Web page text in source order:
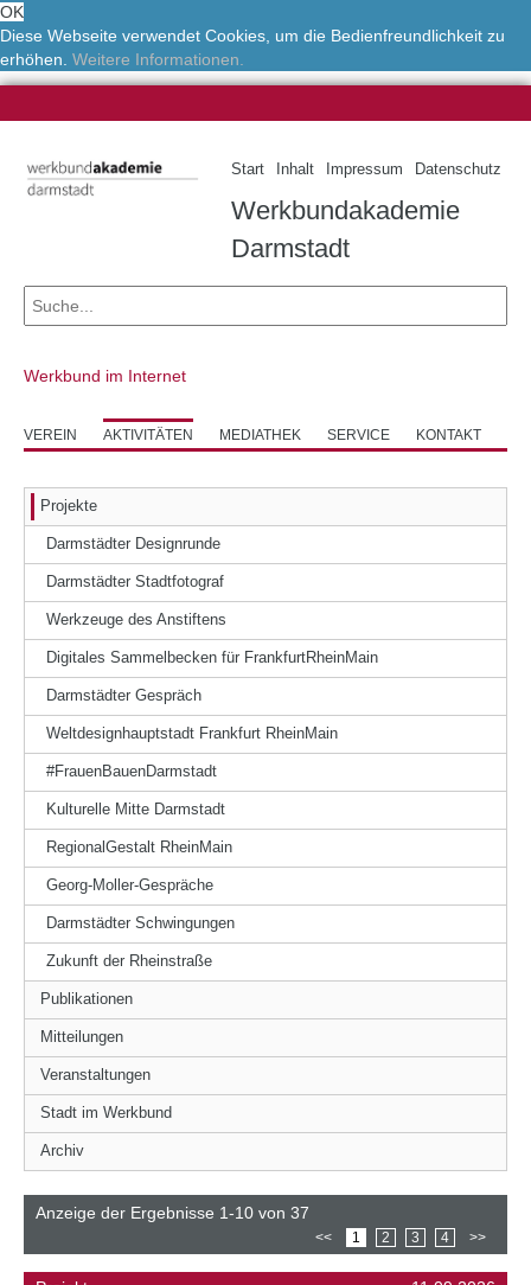
OK
Diese Webseite verwendet Cookies, um die Bedienfreundlichkeit zu
erhöhen. Weitere Informationen.
Start Inhalt Impressum Datenschutz
Werkbundakademie
Darmstadt
Werkbund im Internet
VEREIN AKTIVITÄTEN MEDIATHEK SERVICE KONTAKT
Projekte
Darmstädter Designrunde
Darmstädter Stadtfotograf
Werkzeuge des Anstiftens
Digitales Sammelbecken für FrankfurtRheinMain
Darmstädter Gespräch
Weltdesignhauptstadt Frankfurt RheinMain
#FrauenBauenDarmstadt
Kulturelle Mitte Darmstadt
RegionalGestalt RheinMain
Georg-Moller-Gespräche
Darmstädter Schwingungen
Zukunft der Rheinstraße
Publikationen
Mitteilungen
Veranstaltungen
Stadt im Werkbund
Archiv
Anzeige der Ergebnisse 1-10 von 37
<< 1 2 3 4 >>